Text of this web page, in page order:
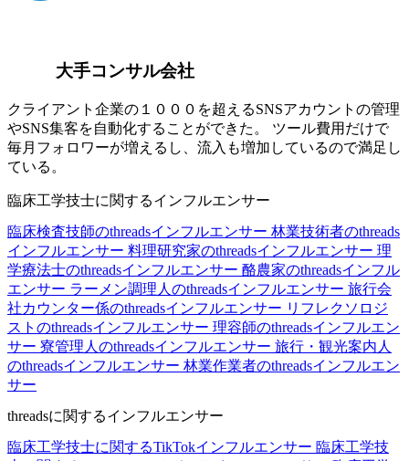
大手コンサル会社
クライアント企業の１０００を超えるSNSアカウントの管理
やSNS集客を自動化することができた。 ツール費用だけで
毎月フォロワーが増えるし、流入も増加しているので満足し
ている。
臨床工学技士に関するインフルエンサー
臨床検査技師のthreadsインフルエンサー 林業技術者のthreads
インフルエンサー 料理研究家のthreadsインフルエンサー 理
学療法士のthreadsインフルエンサー 酪農家のthreadsインフル
エンサー ラーメン調理人のthreadsインフルエンサー 旅行会
社カウンター係のthreadsインフルエンサー リフレクソロジ
ストのthreadsインフルエンサー 理容師のthreadsインフルエン
サー 寮管理人のthreadsインフルエンサー 旅行・観光案内人
のthreadsインフルエンサー 林業作業者のthreadsインフルエン
サー
threadsに関するインフルエンサー
臨床工学技士に関するTikTokインフルエンサー 臨床工学技